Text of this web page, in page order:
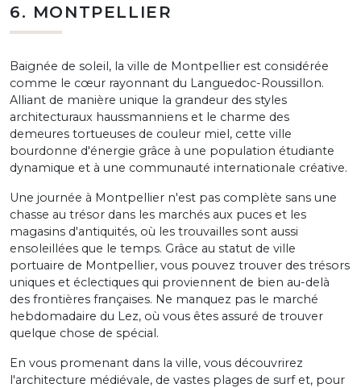
6. MONTPELLIER
Baignée de soleil, la ville de Montpellier est considérée
comme le cœur rayonnant du Languedoc-Roussillon.
Alliant de manière unique la grandeur des styles
architecturaux haussmanniens et le charme des
demeures tortueuses de couleur miel, cette ville
bourdonne d'énergie grâce à une population étudiante
dynamique et à une communauté internationale créative.
Une journée à Montpellier n'est pas complète sans une
chasse au trésor dans les marchés aux puces et les
magasins d'antiquités, où les trouvailles sont aussi
ensoleillées que le temps. Grâce au statut de ville
portuaire de Montpellier, vous pouvez trouver des trésors
uniques et éclectiques qui proviennent de bien au-delà
des frontières françaises. Ne manquez pas le marché
hebdomadaire du Lez, où vous êtes assuré de trouver
quelque chose de spécial.
En vous promenant dans la ville, vous découvrirez
l'architecture médiévale, de vastes plages de surf et, pour